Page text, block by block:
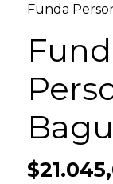
Funda